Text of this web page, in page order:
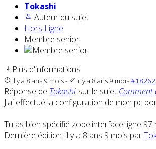
Tokashi
Auteur du sujet
Hors Ligne
Membre senior
Plus d'informations
il y a 8 ans 9 mois- il y a 8 ans 9 mois#18262
Réponse de Tokashi sur le sujet Comment
J'ai effectué la configuration de mon pc
Tu as bien spécifié zope.interface ligne
Dernière édition: il y a 8 ans 9 mois par